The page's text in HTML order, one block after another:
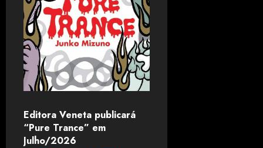
Editora Veneta publicará
“Pure Trance” em
Julho/2026